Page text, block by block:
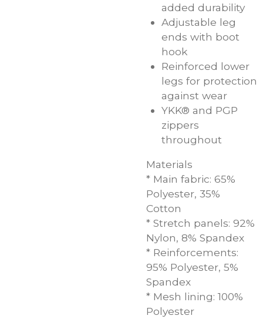
added durability
Adjustable leg
ends with boot
hook
Reinforced lower
legs for protection
against wear
YKK® and PGP
zippers
throughout
Materials
* Main fabric: 65%
Polyester, 35%
Cotton
* Stretch panels: 92%
Nylon, 8% Spandex
* Reinforcements:
95% Polyester, 5%
Spandex
* Mesh lining: 100%
Polyester